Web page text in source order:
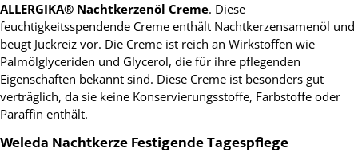
ALLERGIKA® Nachtkerzenöl Creme. Diese
feuchtigkeitsspendende Creme enthält Nachtkerzensamenöl und
beugt Juckreiz vor. Die Creme ist reich an Wirkstoffen wie
Palmölglyceriden und Glycerol, die für ihre pflegenden
Eigenschaften bekannt sind. Diese Creme ist besonders gut
verträglich, da sie keine Konservierungsstoffe, Farbstoffe oder
Paraffin enthält.
Weleda Nachtkerze Festigende Tagespflege